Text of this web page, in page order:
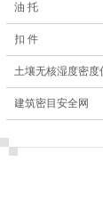
油 托
扣 件
土壤无核湿度密度
建筑密目安全网